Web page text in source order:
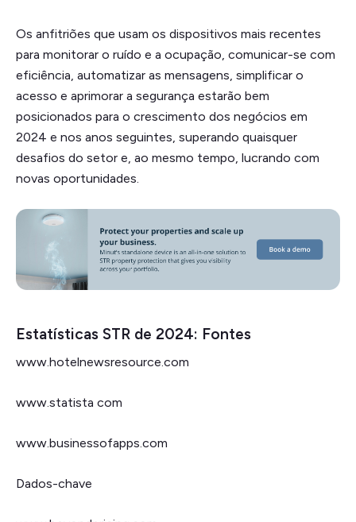
Os anfitriões que usam os dispositivos mais recentes
para monitorar o ruído e a ocupação, comunicar-se com
eficiência, automatizar as mensagens, simplificar o
acesso e aprimorar a segurança estarão bem
posicionados para o crescimento dos negócios em
2024 e nos anos seguintes, superando quaisquer
desafios do setor e, ao mesmo tempo, lucrando com
novas oportunidades.
Estatísticas STR de 2024: Fontes
www.hotelnewsresource.com
www.statista com
www.businessofapps.com
Dados-chave